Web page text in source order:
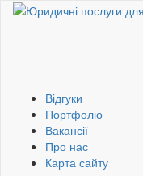
Відгуки
Портфоліо
Вакансії
Про нас
Карта сайту